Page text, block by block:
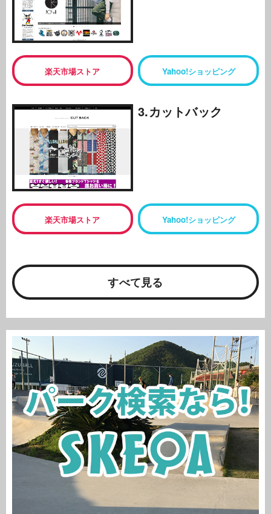
楽天市場ストア Yahoo!ショッピング
3.カットバック
楽天市場ストア Yahoo!ショッピング
すべて見る